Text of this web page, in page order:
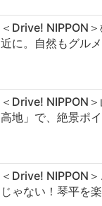
＜Drive! NIPPON
近に。自然もグル
＜Drive! NIPPON
高地」で、絶景ポ
＜Drive! NIPPON
じゃない！琴平を